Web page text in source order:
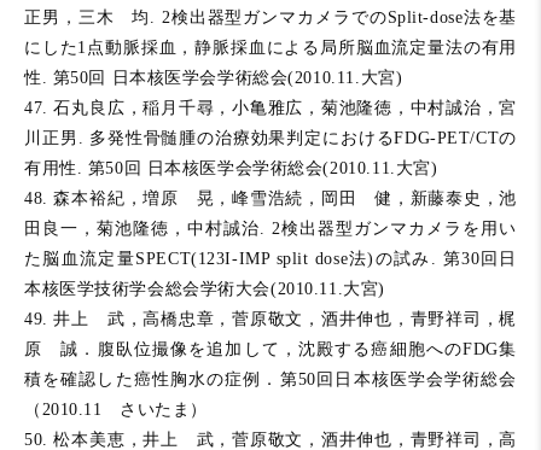
正男，三木 均. 2検出器型ガンマカメラでのSplit-dose法を基
にした1点動脈採血，静脈採血による局所脳血流定量法の有用
性. 第50回 日本核医学会学術総会(2010.11.大宮)
47. 石丸良広，稲月千尋，小亀雅広，菊池隆徳，中村誠治，宮
川正男. 多発性骨髄腫の治療効果判定におけるFDG-PET/CTの
有用性. 第50回 日本核医学会学術総会(2010.11.大宮)
48. 森本裕紀，増原 晃，峰雪浩続，岡田 健，新藤泰史，池
田良一，菊池隆徳，中村誠治. 2検出器型ガンマカメラを用い
た脳血流定量SPECT(123I‐IMP split dose法)の試み. 第30回日
本核医学技術学会総会学術大会(2010.11.大宮)
49. 井上 武，高橋忠章，菅原敬文，酒井伸也，青野祥司，梶
原 誠．腹臥位撮像を追加して，沈殿する癌細胞へのFDG集
積を確認した癌性胸水の症例．第50回日本核医学会学術総会
（2010.11 さいたま）
50. 松本美恵，井上 武，菅原敬文，酒井伸也，青野祥司，高